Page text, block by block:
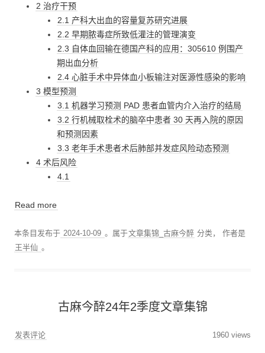
2 治疗干预
2.1 产科大出血的容量复苏研究进展
2.2 早期脓毒症所致低灌注的管理演变
2.3 自体血回输在德国产科的应用：305610 例围产
期出血分析
2.4 心脏手术中异体血小板输注对医源性感染的影响
3 模型预测
3.1 机器学习预测 PAD 患者血管内介入治疗的结局
3.2 行机械取栓术的脑卒中患者 30 天再入院的原因
和预测因素
3.3 老年手术患者术后肺部并发症风险动态预测
4 术后风险
4.1
Read more
本条目发布于 2024-10-09 。属于文章集锦_古麻今醉 分类，作者是
王半仙 。
古麻今醉24年2季度文章集锦
发表评论 1960 views